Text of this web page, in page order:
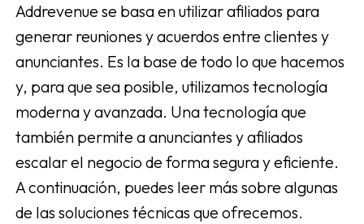
Addrevenue se basa en utilizar afiliados para
generar reuniones y acuerdos entre clientes y
anunciantes. Es la base de todo lo que hacemos
y, para que sea posible, utilizamos tecnología
moderna y avanzada. Una tecnología que
también permite a anunciantes y afiliados
escalar el negocio de forma segura y eficiente.
A continuación, puedes leer más sobre algunas
de las soluciones técnicas que ofrecemos.